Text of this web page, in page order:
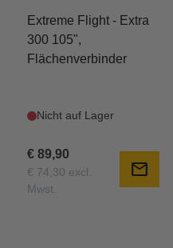
Extreme Flight - Extra
300 105",
Flächenverbinder
Nicht auf Lager
€ 89,90
€ 74,30 excl.
Mwst.
mail